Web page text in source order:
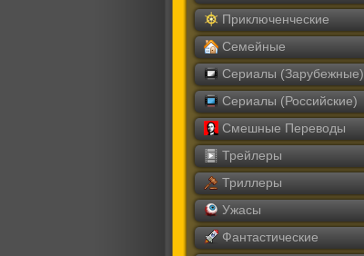
Приключенческие
Семейные
Сериалы (Зарубежные)
Сериалы (Российские)
Смешные Переводы
Трейлеры
Триллеры
Ужасы
Фантастические